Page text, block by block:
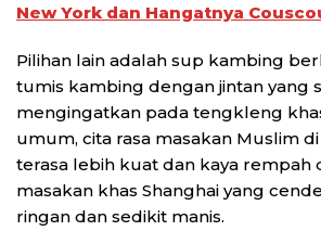
New York dan Hangatnya
Pilihan lain adalah sup kambing
tumis kambing dengan jintan yang
mengingatkan pada tengkleng
umum, cita rasa masakan Muslim
terasa lebih kuat dan kaya rempah
masakan khas Shanghai yang
ringan dan sedikit manis.